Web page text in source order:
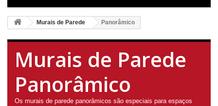
Murais de Parede Panorâmico
Murais de Parede
Panorâmico
Os murais de parede panorâmicos são especiais para espaços